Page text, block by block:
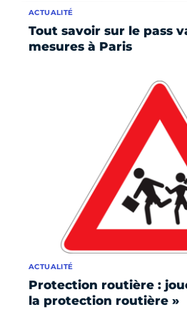
Tout savoir sur le pass
mesures à Paris
ACTUALITÉ
Protection routière :
la protection routière »
ACTUALITÉ